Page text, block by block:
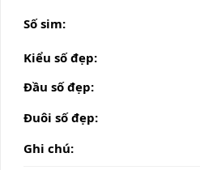
Số sim:
Kiểu số đẹp:
Đầu số đẹp:
Đuôi số đẹp:
Ghi chú: